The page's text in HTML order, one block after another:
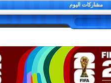
مشاركات اليوم